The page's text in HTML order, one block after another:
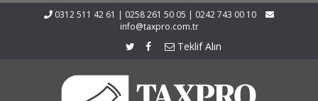
0312 511 42 61 | 0258 261 50 05 | 0242 743 00 10
info@taxpro.com.tr
Teklif Alın